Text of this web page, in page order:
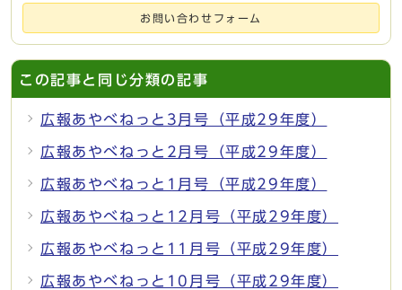
お問い合わせフォーム
この記事と同じ分類の記事
広報あやべねっと3月号（平成29年度）
広報あやべねっと2月号（平成29年度）
広報あやべねっと1月号（平成29年度）
広報あやべねっと12月号（平成29年度）
広報あやべねっと11月号（平成29年度）
広報あやべねっと10月号（平成29年度）